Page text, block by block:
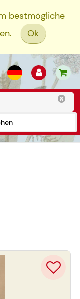
bestmögliche
Ok